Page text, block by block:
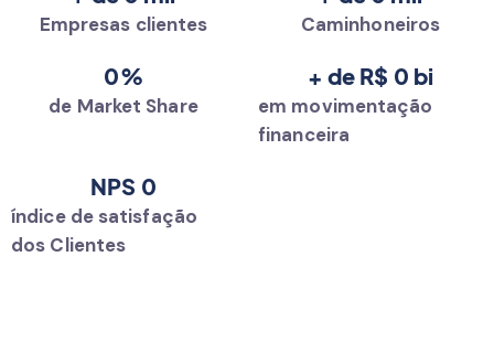
Empresas clientes Caminhoneiros
de Market Share
0%
em movimentação
financeira
+ de R$ 0 bi
índice de satisfação
dos Clientes
NPS 0